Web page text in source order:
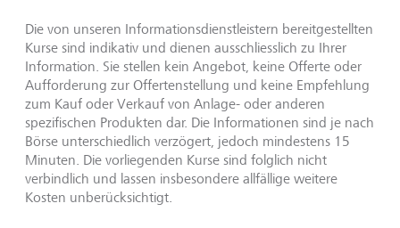
Die von unseren Informationsdienstleistern bereitgestellten
Kurse sind indikativ und dienen ausschliesslich zu Ihrer
Information. Sie stellen kein Angebot, keine Offerte oder
Aufforderung zur Offertenstellung und keine Empfehlung
zum Kauf oder Verkauf von Anlage- oder anderen
spezifischen Produkten dar. Die Informationen sind je nach
Börse unterschiedlich verzögert, jedoch mindestens 15
Minuten. Die vorliegenden Kurse sind folglich nicht
verbindlich und lassen insbesondere allfällige weitere
Kosten unberücksichtigt.